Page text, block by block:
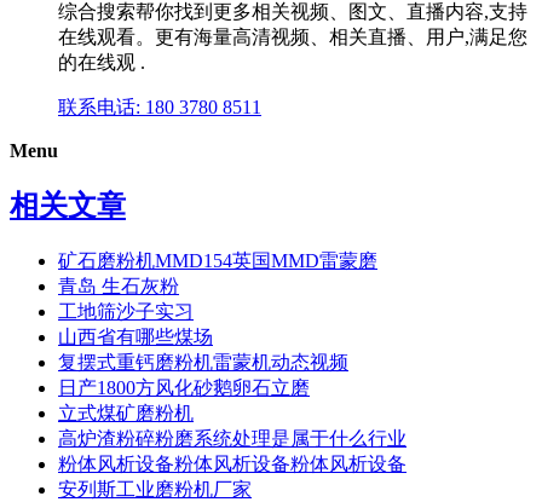
综合搜索帮你找到更多相关视频、图文、直播内容,支持
在线观看。更有海量高清视频、相关直播、用户,满足您
的在线观 .
联系电话: 180 3780 8511
Menu
相关文章
矿石磨粉机MMD154英国MMD雷蒙磨
青岛 生石灰粉
工地筛沙子实习
山西省有哪些煤场
复摆式重钙磨粉机雷蒙机动态视频
日产1800方风化砂鹅卵石立磨
立式煤矿磨粉机
高炉渣粉碎粉磨系统处理是属于什么行业
粉体风析设备粉体风析设备粉体风析设备
安列斯工业磨粉机厂家